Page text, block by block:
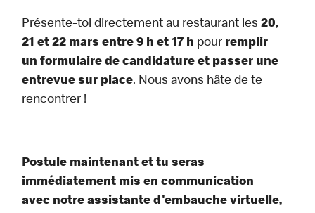
Présente-toi directement au restaurant les20,
21 et 22 mars entre 9 h et 17 h pour remplir
un formulaire de candidature et passer une
entrevue sur place. Nous avons hâte de te
rencontrer !
Postule maintenant et tu seras
immédiatement mis en communication
avec notre assistante d'embauche virtuelle,